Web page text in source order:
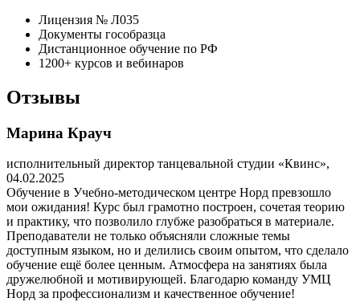
Лицензия № Л035
Документы гособразца
Дистанционное обучение по РФ
1200+ курсов и вебинаров
Отзывы
Марина Крауч
исполнительный директор танцевальной студии «Квинс»,
04.02.2025
Обучение в Учебно-методическом центре Норд превзошло
мои ожидания! Курс был грамотно построен, сочетая теорию
и практику, что позволило глубже разобраться в материале.
Преподаватели не только объясняли сложные темы
доступным языком, но и делились своим опытом, что сделало
обучение ещё более ценным. Атмосфера на занятиях была
дружелюбной и мотивирующей. Благодарю команду УМЦ
Норд за профессионализм и качественное обучение!